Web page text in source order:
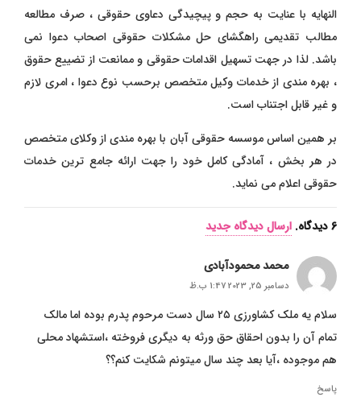
النهایه با عنایت به حجم و پیچیدگی دعاوی حقوقی ، صرف مطالعه
مطالب تقدیمی راهگشای حل مشکلات حقوقی اصحاب دعوا نمی
باشد. لذا در جهت تسهیل اقدامات حقوقی و ممانعت از تضییع حقوق
، بهره مندی از خدمات وکیل متخصص برحسب نوع دعوا ، امری لازم
و غیر قابل اجتناب است.
بر همین اساس موسسه حقوقی آبان با بهره مندی از وکلای متخصص
در هر بخش ، آمادگی کامل خود را جهت ارائه جامع ترین خدمات
حقوقی اعلام می نماید.
6دیدگاه. ارسال دیدگاه جدید
محمد محمودآبادی
دسامبر 25, 2023 1:47 ب.ظ
سلام یه ملک کشاورزی ۲۵ سال دست مرحوم پدرم بوده اما مالک
تمام آن را بدون احقاق حق ورثه به دیگری فروخته ،استشهاد محلی
هم موجوده ،آیا بعد چند سال میتونم شکایت کنم؟؟
پاسخ